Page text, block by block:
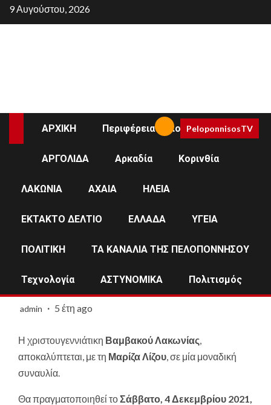
Skip
to
9 Αυγούστου, 2026
ΑΡΧΙΚΗ Περιφέρεια Πελοποννήσου
ΑΡΓΟΛΙΔΑ Αρκαδία Κορινθία
ΛΑΚΩΝΙΑ ΑΧΑΙΑ ΗΛΕΙΑ
ΕΚΤΑΚΤΟ ΔΕΛΤΙΟ ΕΛΛΑΔΑ ΥΓΕΙΑ
ΠΟΛΙΤΙΚΗ ΤΑ ΚΑΝΑΛΙΑ ΤΗΣ ΠΕΛΟΠΟΝΝΗΣΟΥ
Τεχνολογία ΑΣΤΥΝΟΜΙΚΑ Πολιτισμός
PeloponnisosTV
admin 5 έτη ago
Η χριστουγεννιάτικη Βαμβακού Λακωνίας,
αποκαλύπτεται, με τη Μαρίζα Λίζου, σε μία μοναδική
συναυλία.
Θα πραγματοποιηθεί τοΣάββατο, 4 Δεκεμβρίου 2021,